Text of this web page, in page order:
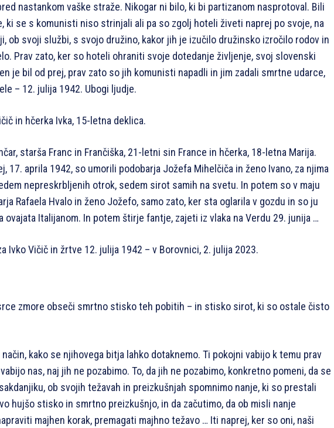
nastankom vaške straže. Nikogar ni bilo, ki bi partizanom nasprotoval. Bili
ki se s komunisti niso strinjali ali pa so zgolj hoteli živeti naprej po svoje, na
ob svoji službi, s svojo družino, kakor jih je izučilo družinsko izročilo rodov in
Prav zato, ker so hoteli ohraniti svoje dotedanje življenje, svoj slovenski
je bil od prej, prav zato so jih komunisti napadli in jim zadali smrtne udarce,
– 12. julija 1942. Ubogi ljudje.
in hčerka Ivka, 15-letna deklica.
starša Franc in Frančiška, 21-letni sin France in hčerka, 18-letna Marija.
17. aprila 1942, so umorili podobarja Jožefa Mihelčiča in ženo Ivano, za njima
nepreskrbljenih otrok, sedem sirot samih na svetu. In potem so v maju
Rafaela Hvalo in ženo Jožefo, samo zato, ker sta oglarila v gozdu in so ju
ovajata Italijanom. In potem štirje fantje, zajeti iz vlaka na Verdu 29. junija …
Ivko Vičič in žrtve 12. julija 1942 – v Borovnici, 2. julija 2023.
zmore obseči smrtno stisko teh pobitih – in stisko sirot, ki so ostale čisto
način, kako se njihovega bitja lahko dotaknemo. Ti pokojni vabijo k temu prav
nas, naj jih ne pozabimo. To, da jih ne pozabimo, konkretno pomeni, da se
ob svojih težavah in preizkušnjah spomnimo nanje, ki so prestali
hujšo stisko in smrtno preizkušnjo, in da začutimo, da ob misli nanje
majhen korak, premagati majhno težavo … Iti naprej, ker so oni, naši